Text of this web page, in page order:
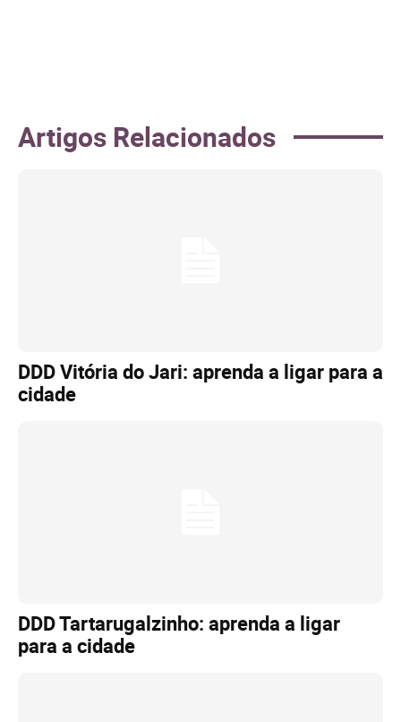
Artigos Relacionados
DDD Vitória do Jari: aprenda a ligar para a
cidade
DDD Tartarugalzinho: aprenda a ligar
para a cidade